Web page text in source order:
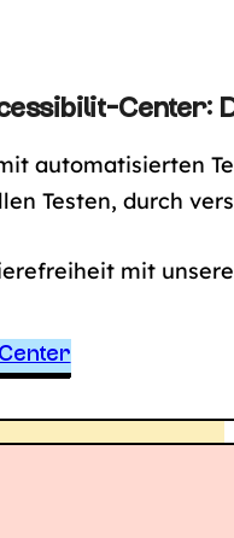
Center:
automatisierten
Testen, durch
mit